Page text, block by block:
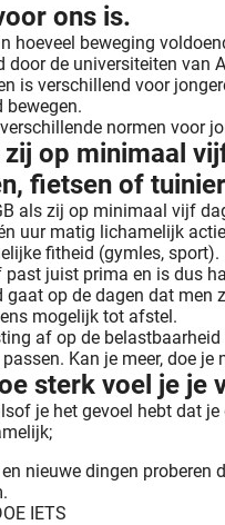
ons is.
beweging
de universiteiten van
is verschillend voor
bewegen.
normen voor
op minimaal
fietsen of
als zij op minimaal vijf
uur matig lichamelijk
fitheid (gymles, sport).
juist prima en is dus
op de dagen dat
mogelijk tot afstel.
af op de
Kan je meer, doe je
sterk voel je je
je het gevoel hebt dat je
nieuwe dingen proberen
IETS